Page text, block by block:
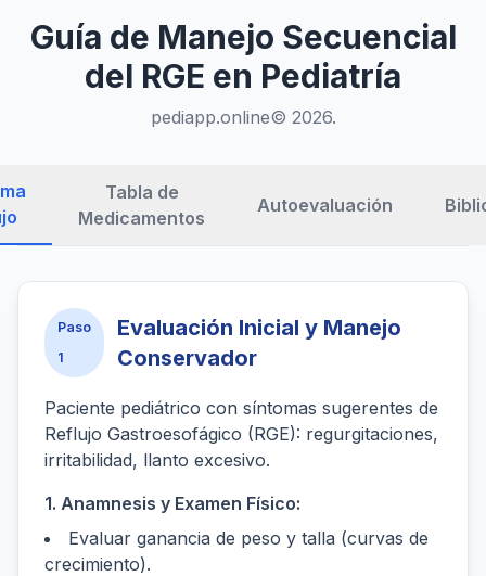
Guía de Manejo Secuencial
del RGE en Pediatría
pediapp.online© 2026.
Tabla de
Medicamentos
Autoevaluación
Paso
1
Evaluación Inicial y Manejo
Conservador
Paciente pediátrico con síntomas sugerentes de
Reflujo Gastroesofágico (RGE): regurgitaciones,
irritabilidad, llanto excesivo.
1. Anamnesis y Examen Físico:
Evaluar ganancia de peso y talla (curvas de
crecimiento).